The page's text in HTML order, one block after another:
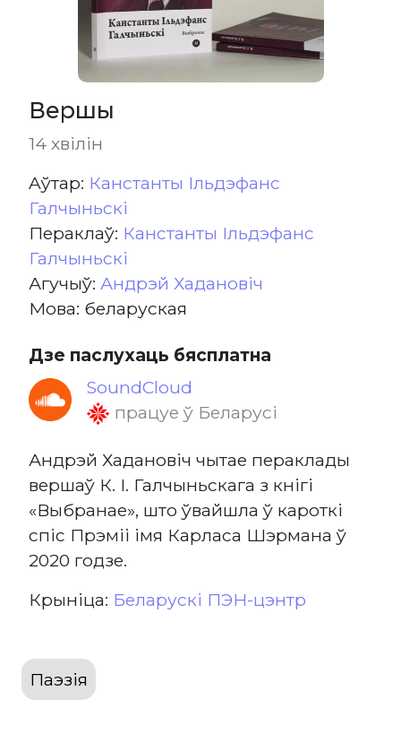
Вершы
14 хвілін
Aўтар: Канстанты Ільдэфанс
Галчыньскі
Пераклаў: Канстанты Ільдэфанс
Галчыньскі
Агучыў: Андрэй Хадановіч
Мова: беларуская
Дзе паслухаць бясплатна
SoundCloud
працуе ў Беларусі
Андрэй Хадановіч чытае пераклады
вершаў К. І. Галчыньскага з кнігі
«Выбранае», што ўвайшла ў кароткі
спіс Прэміі імя Карласа Шэрмана ў
2020 годзе.
Крыніца: Беларускі ПЭН-цэнтр
Паэзія